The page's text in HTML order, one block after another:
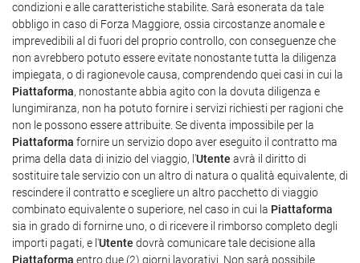
condizioni e alle caratteristiche stabilite. Sarà esonerata da tale
obbligo in caso di Forza Maggiore, ossia circostanze anomale e
imprevedibili al di fuori del proprio controllo, con conseguenze che
non avrebbero potuto essere evitate nonostante tutta la diligenza
impiegata, o di ragionevole causa, comprendendo quei casi in cui la
Piattaforma, nonostante abbia agito con la dovuta diligenza e
lungimiranza, non ha potuto fornire i servizi richiesti per ragioni che
non le possono essere attribuite. Se diventa impossibile per la
Piattaforma fornire un servizio dopo aver eseguito il contratto ma
prima della data di inizio del viaggio, l'Utente avrà il diritto di
sostituire tale servizio con un altro di natura o qualità equivalente, di
rescindere il contratto e scegliere un altro pacchetto di viaggio
combinato equivalente o superiore, nel caso in cui la Piattaforma
sia in grado di fornirne uno, o di ricevere il rimborso completo degli
importi pagati, e l'Utente dovrà comunicare tale decisione alla
Piattaforma entro due (2) giorni lavorativi. Non sarà possibile